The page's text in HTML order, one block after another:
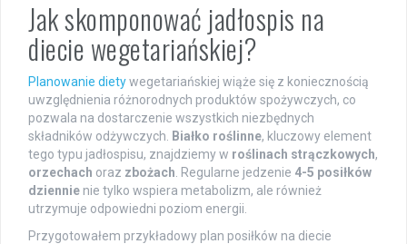
Jak skomponować jadłospis na
diecie wegetariańskiej?
Planowanie dietywegetariańskiej wiąże się z koniecznością
uwzględnienia różnorodnych produktów spożywczych, co
pozwala na dostarczenie wszystkich niezbędnych
składników odżywczych.
Białko roślinne, kluczowy element
tego typu jadłospisu, znajdziemy w roślinach strączkowych,
orzechach oraz zbożach . Regularne jedzenie 4-5 posiłków
dziennie nie tylko wspiera metabolizm, ale również
utrzymuje odpowiedni poziom energii.
Przygotowałem przykładowy plan posiłków na diecie